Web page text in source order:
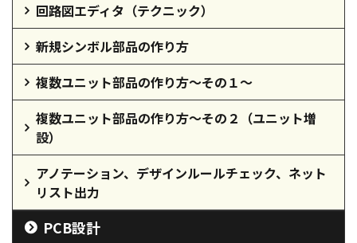
回路図エディタ（テクニック）
新規シンボル部品の作り方
複数ユニット部品の作り方～その１～
複数ユニット部品の作り方～その２（ユニット増
設）
アノテーション、デザインルールチェック、ネット
リスト出力
PCB設計